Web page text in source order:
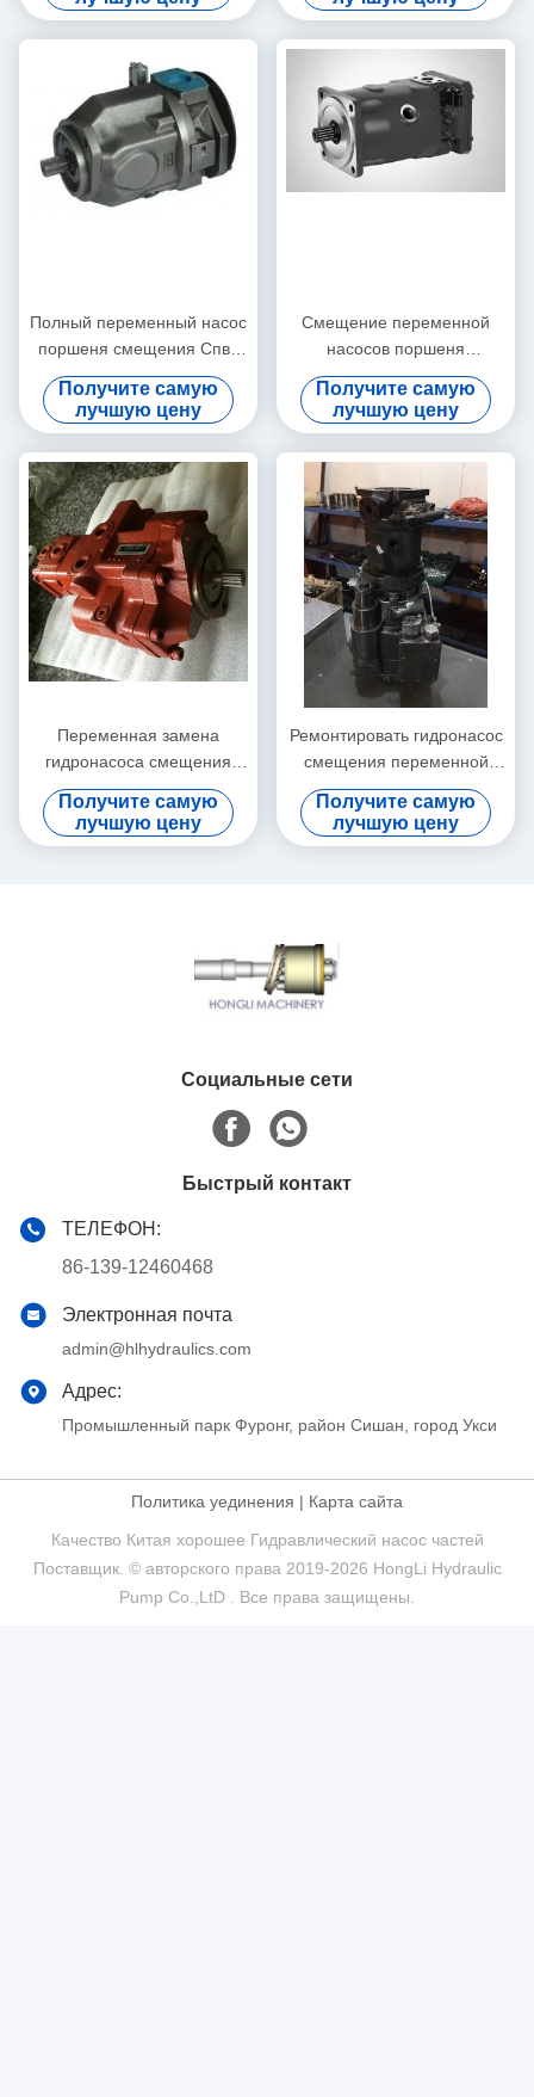
ЧАСОВ ВЕЧЕРА
Полный переменный насос
поршеня смещения Спв6
119 для тяжелой машины
Получите самую
лучшую цену
Смещение переменной
насосов поршеня
А10всо28др Рексротх 31р-
Пск62к01
Получите самую
лучшую цену
Переменная замена
гидронасоса смещения
Пз-6б-220/насоса поршеня
Начи
Получите самую
лучшую цену
Ремонтировать гидронасос
смещения переменной
Спв6 119 для экскаватора
КОМАТСУ
Получите самую
лучшую цену
Социальные сети
Быстрый контакт
ТЕЛЕФОН:
86-139-12460468
Электронная почта
admin@hlhydraulics.com
Адрес:
Промышленный парк Фуронг, район Сишан, город Укси
Политика уединения | Карта сайта
Качество Китая хорошее Гидравлический насос частей
Поставщик. © авторского права 2019-2026 HongLi Hydraulic
Pump Co.,LtD . Все права защищены.